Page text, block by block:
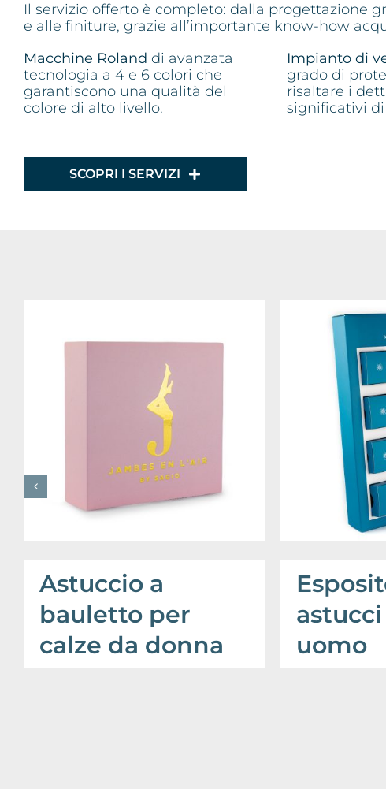
Il servizio offerto è completo: dalla progettazione
e alle finiture, grazie all’importante know-how
Macchine Roland di avanzata
tecnologia a 4 e 6 colori che
garantiscono una qualità del
colore di alto livello.
Impianto di
grado di
risaltare i
significativi
SCOPRI I SERVIZI
Astuccio a
bauletto per
calze da donna
uomo